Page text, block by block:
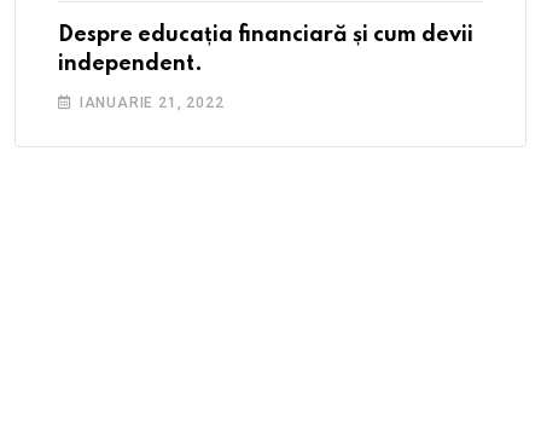
Despre educația financiară și cum devii
independent.
IANUARIE 21, 2022